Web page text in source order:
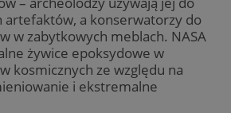
artefaktów, a konserwatorzy do
w zabytkowych meblach. NASA
żywice epoksydowe w
kosmicznych ze względu na
i ekstremalne